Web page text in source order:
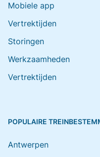
Mobiele app
Vertrektijden
Storingen
Werkzaamheden
Vertrektijden
POPULAIRE
Antwerpen